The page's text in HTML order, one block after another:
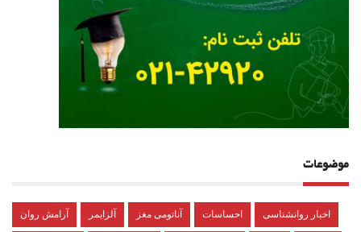
موضوعات
آرامش روان آلزایمر آناتومی مغز احساسات اخبار روانشناسی